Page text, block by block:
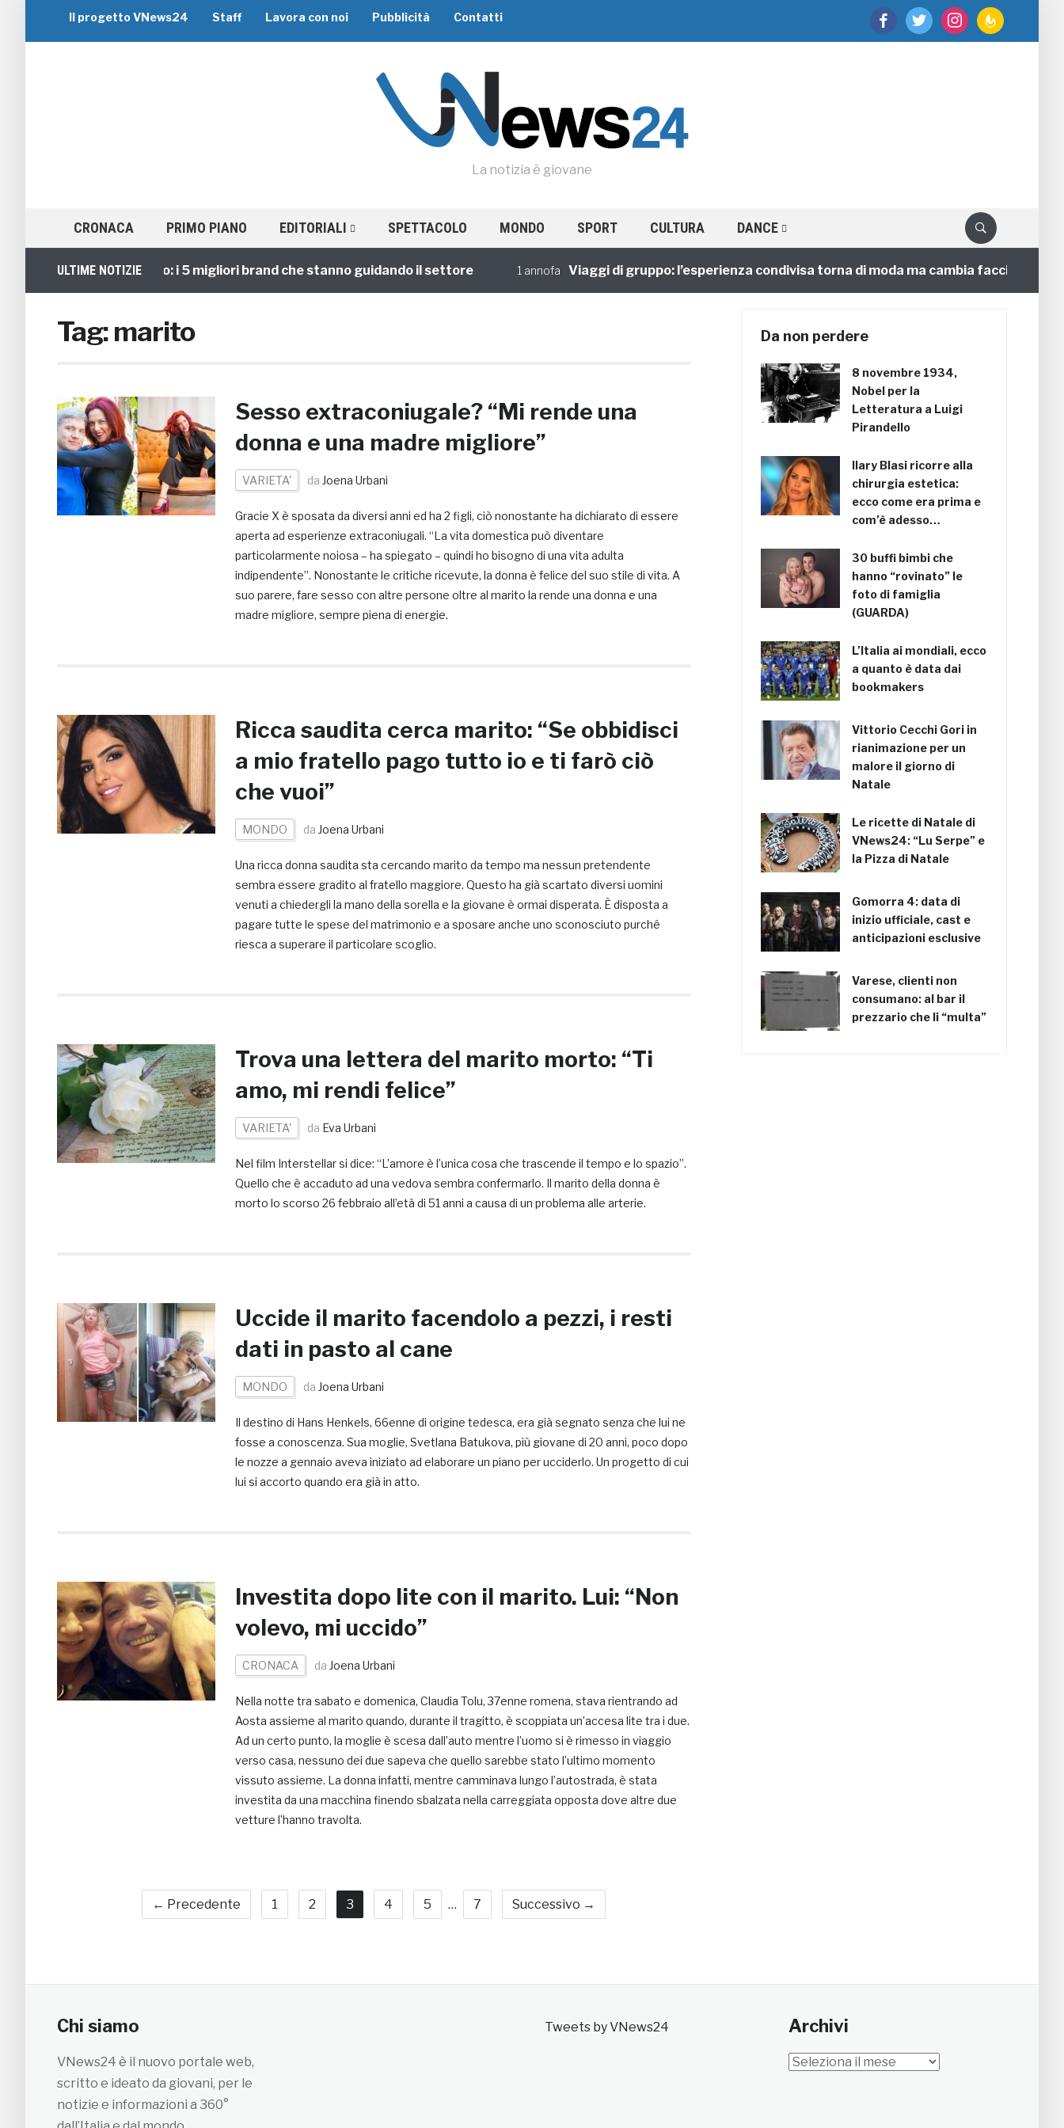
facebooktwitter instagramfeedburner
Il progetto VNews24 Staff Lavora con noi Pubblicità Contatti
La notizia è giovane
CRONACA PRIMO PIANO EDITORIALI SPETTACOLO MONDO SPORT CULTURA DANCE
ULTIME NOTIZIE
Viaggi di Gruppo: i 5 migliori brand che stanno guidando il settore 1 annofa Viaggi di gruppo: l’esperienza condivisa torna di moda ma cambia faccia
Tag:marito
Sesso extraconiugale? “Mi rende una
donna e una madre migliore”
VARIETA' da Joena Urbani
Gracie X è sposata da diversi anni ed ha 2 figli, ciò nonostante ha dichiarato di essere
aperta ad esperienze extraconiugali. “La vita domestica può diventare
particolarmente noiosa – ha spiegato – quindi ho bisogno di una vita adulta
indipendente”. Nonostante le critiche ricevute, la donna è felice del suo stile di vita. A
suo parere, fare sesso con altre persone oltre al marito la rende una donna e una
madre migliore, sempre piena di energie.
Ricca saudita cerca marito: “Se obbidisci
a mio fratello pago tutto io e ti farò ciò
che vuoi”
MONDO da Joena Urbani
Una ricca donna saudita sta cercando marito da tempo ma nessun pretendente
sembra essere gradito al fratello maggiore. Questo ha già scartato diversi uomini
venuti a chiedergli la mano della sorella e la giovane è ormai disperata. È disposta a
pagare tutte le spese del matrimonio e a sposare anche uno sconosciuto purché
riesca a superare il particolare scoglio.
Trova una lettera del marito morto: “Ti
amo, mi rendi felice”
VARIETA' da Eva Urbani
Nel film Interstellar si dice: “L’amore è l’unica cosa che trascende il tempo e lo spazio”.
Quello che è accaduto ad una vedova sembra confermarlo. Il marito della donna è
morto lo scorso 26 febbraio all’età di 51 anni a causa di un problema alle arterie.
Uccide il marito facendolo a pezzi, i resti
dati in pasto al cane
MONDO da Joena Urbani
Il destino di Hans Henkels, 66enne di origine tedesca, era già segnato senza che lui ne
fosse a conoscenza. Sua moglie, Svetlana Batukova, più giovane di 20 anni, poco dopo
le nozze a gennaio aveva iniziato ad elaborare un piano per ucciderlo. Un progetto di cui
lui si accorto quando era già in atto.
Investita dopo lite con il marito. Lui: “Non
volevo, mi uccido”
CRONACA da Joena Urbani
Nella notte tra sabato e domenica, Claudia Tolu, 37enne romena, stava rientrando ad
Aosta assieme al marito quando, durante il tragitto, è scoppiata un’accesa lite tra i due.
Ad un certo punto, la moglie è scesa dall’auto mentre l’uomo si è rimesso in viaggio
verso casa, nessuno dei due sapeva che quello sarebbe stato l’ultimo momento
vissuto assieme. La donna infatti, mentre camminava lungo l’autostrada, è stata
investita da una macchina finendo sbalzata nella carreggiata opposta dove altre due
vetture l’hanno travolta.
← Precedente 1 2 3 4 5 … 7 Successivo →
Da non perdere
8 novembre 1934,
Nobel per la
Letteratura a Luigi
Pirandello
Ilary Blasi ricorre alla
chirurgia estetica:
ecco come era prima e
com’è adesso…
30 buffi bimbi che
hanno “rovinato” le
foto di famiglia
(GUARDA)
L’Italia ai mondiali, ecco
a quanto è data dai
bookmakers
Vittorio Cecchi Gori in
rianimazione per un
malore il giorno di
Natale
Le ricette di Natale di
VNews24: “Lu Serpe” e
la Pizza di Natale
Gomorra 4: data di
inizio ufficiale, cast e
anticipazioni esclusive
Varese, clienti non
consumano: al bar il
prezzario che li “multa”
Chi siamo
VNews24 è il nuovo portale web,
scritto e ideato da giovani, per le
notizie e informazioni a 360°
Tweets by VNews24 Archivi
Archivi